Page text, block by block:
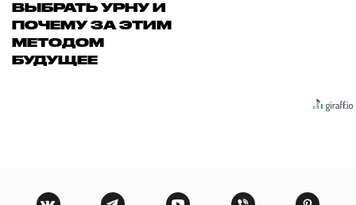
ВЫБРАТЬ УРНУ И
ПОЧЕМУ ЗА ЭТИМ
МЕТОДОМ
БУДУЩЕЕ